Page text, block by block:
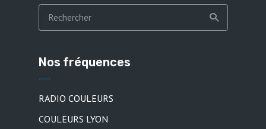
Nos fréquences
RADIO COULEURS
COULEURS LYON